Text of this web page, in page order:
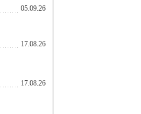
05.09.26
17.08.26
17.08.26